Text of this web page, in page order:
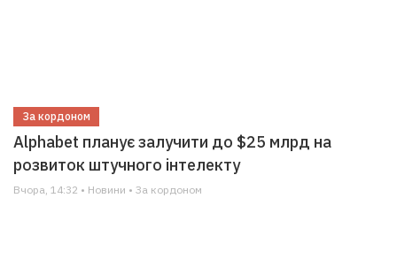
За кордоном
Alphabet планує залучити до $25 млрд на
розвиток штучного інтелекту
Вчора, 14:32 • Новини • За кордоном